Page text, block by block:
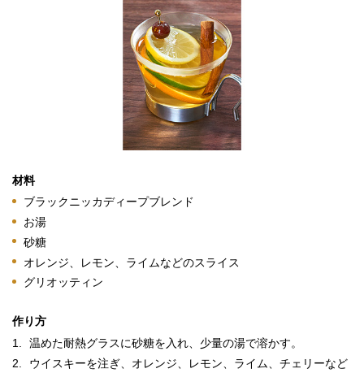
材料
ブラックニッカディープブレンド
お湯
砂糖
オレンジ、レモン、ライムなどのスライス
グリオッティン
作り方
1.
温めた耐熱グラスに砂糖を入れ、少量の湯で溶かす。
2.
ウイスキーを注ぎ、オレンジ、レモン、ライム、チェリーなど